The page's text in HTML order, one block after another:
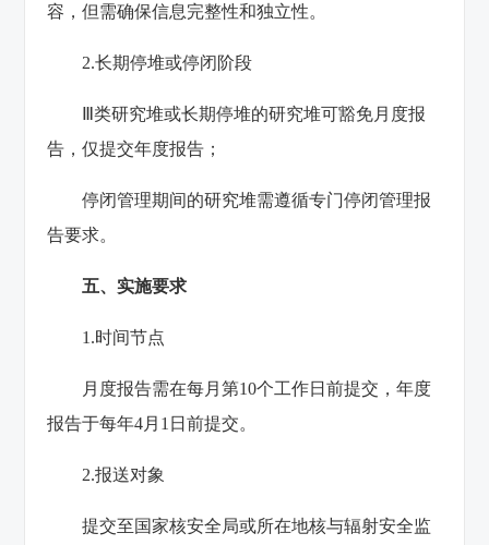
容，但需确保信息完整性和独立性‌。
2.长期停堆或停闭阶段‌
Ⅲ类研究堆或长期停堆的研究堆可豁免月度报
告，仅提交年度报告‌；
停闭管理期间的研究堆需遵循专门停闭管理报
告要求‌。
五、实施要求
‌1.时间节点‌
月度报告需在每月第10个工作日前提交，年度
报告于每年4月1日前提交‌。
2‌.报送对象‌
提交至国家核安全局或所在地核与辐射安全监